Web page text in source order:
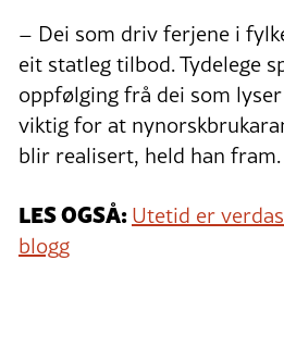
– Dei som driv ferjene i
eit statleg tilbod. Tydelege
oppfølging frå dei som
viktig for at
blir realisert, held han fram.
LES OGSÅ:Utetid er
blogg